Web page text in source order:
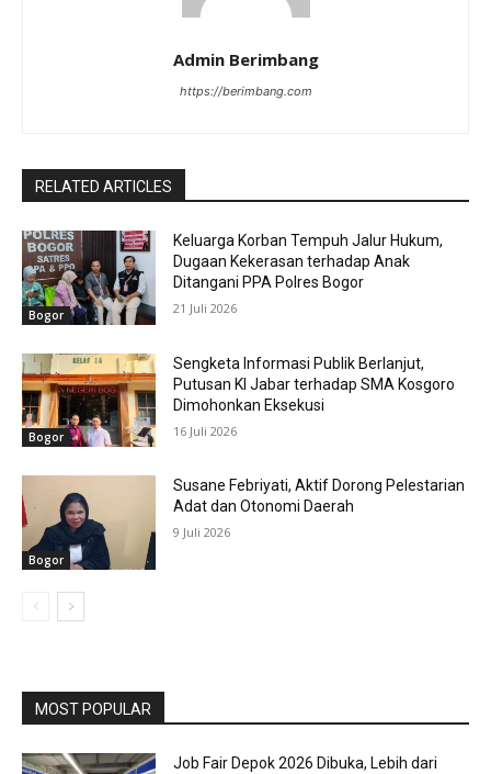
Admin Berimbang
https://berimbang.com
RELATED ARTICLES
Bogor
Keluarga Korban Tempuh Jalur Hukum,
Dugaan Kekerasan terhadap Anak
Ditangani PPA Polres Bogor
21 Juli 2026
Bogor
Sengketa Informasi Publik Berlanjut,
Putusan KI Jabar terhadap SMA Kosgoro
Dimohonkan Eksekusi
16 Juli 2026
Bogor
Susane Febriyati, Aktif Dorong Pelestarian
Adat dan Otonomi Daerah
9 Juli 2026
MOST POPULAR
Job Fair Depok 2026 Dibuka, Lebih dari